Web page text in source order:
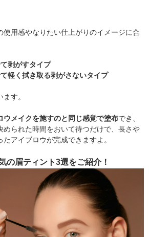
使用感やなりたい仕上がりのイメージに合
剥がすタイプ
軽く拭き取る剥がさないタイプ
す。
ウメイクを施すのと同じ感覚で塗布でき、
められた時間をおいて待つだけで、長さや
アイブロウが完成できますよ。
の眉ティント3選をご紹介！